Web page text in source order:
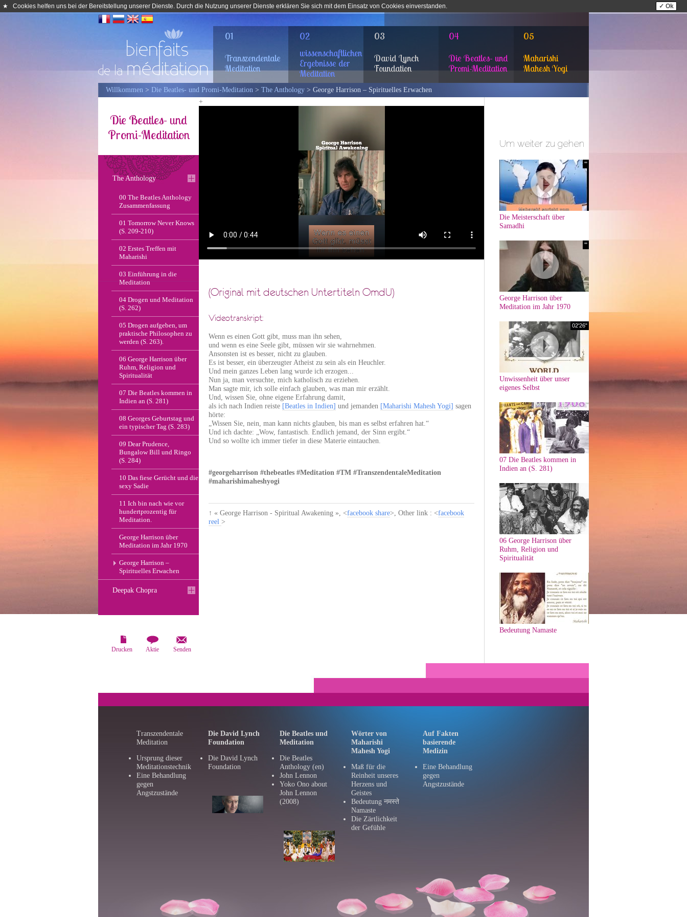
★ Cookies helfen uns bei der Bereitstellung unserer Dienste. Durch die Nutzung unserer Dienste erklären Sie sich mit dem Einsatz von Cookies einverstanden. ✓ Ok
01
Transzendentale
Meditation
02
wissenschaftlichen
Ergebnisse der
Meditation
03
David Lynch
Foundation
04
Die Beatles- und
Promi-Meditation
05
Maharishi
Mahesh Yogi
Willkommen > Die Beatles- und Promi-Meditation > The Anthology > George Harrison – Spirituelles Erwachen
Die Beatles- und
Promi-Meditation
The Anthology
00 The Beatles Anthology
Zusammenfassung
01 Tomorrow Never Knows
(S. 209-210)
02 Erstes Treffen mit
Maharishi
03 Einführung in die
Meditation
04 Drogen und Meditation
(S. 262)
05 Drogen aufgeben, um
praktische Philosophen zu
werden (S. 263).
06 George Harrison über
Ruhm, Religion und
Spiritualität
07 Die Beatles kommen in
Indien an (S. 281)
08 Georges Geburtstag und
ein typischer Tag (S. 283)
09 Dear Prudence,
Bungalow Bill und Ringo
(S. 284)
10 Das fiese Gerücht und die
sexy Sadie
11 Ich bin nach wie vor
hundertprozentig für
Meditation.
George Harrison über
Meditation im Jahr 1970
George Harrison –
Spirituelles Erwachen
Deepak Chopra
Drucken Aktie Senden
+
(Original mit deutschen Untertiteln OmdU)
Videotranskript:
Wenn es einen Gott gibt, muss man ihn sehen,
und wenn es eine Seele gibt, müssen wir sie wahrnehmen.
Ansonsten ist es besser, nicht zu glauben.
Es ist besser, ein überzeugter Atheist zu sein als ein Heuchler.
Und mein ganzes Leben lang wurde ich erzogen...
Nun ja, man versuchte, mich katholisch zu erziehen.
Man sagte mir, ich solle einfach glauben, was man mir erzählt.
Und, wissen Sie, ohne eigene Erfahrung damit,
als ich nach Indien reiste [Beatles in Indien] und jemanden [Maharishi Mahesh Yogi] sagen
hörte:
„Wissen Sie, nein, man kann nichts glauben, bis man es selbst erfahren hat.“
Und ich dachte: „Wow, fantastisch. Endlich jemand, der Sinn ergibt.“
Und so wollte ich immer tiefer in diese Materie eintauchen.
#georgeharrison #thebeatles #Meditation #TM #TranszendentaleMeditation
#maharishimaheshyogi
↑ « George Harrison - Spiritual Awakening » , <facebook share>, Other link : <facebook
reel >
Um weiter zu gehen
Die Meisterschaft über
Samadhi
'"
George Harrison über
Meditation im Jahr 1970
'"
Unwissenheit über unser
eigenes Selbst
02'26"
07 Die Beatles kommen in
Indien an (S. 281)
06 George Harrison über
Ruhm, Religion und
Spiritualität
Bedeutung Namaste
Transzendentale
Meditation
Ursprung dieser
Meditationstechnik
Eine Behandlung
gegen
Angstzustände
Die David Lynch
Foundation
Die David Lynch
Foundation
Die Beatles und
Meditation
Die Beatles
Anthology (en)
John Lennon
Yoko Ono about
John Lennon
(2008)
Wörter von
Maharishi
Mahesh Yogi
Maß für die
Reinheit unseres
Herzens und
Geistes
Bedeutung नमस्ते
Namaste
Die Zärtlichkeit
der Gefühle
Auf Fakten
basierende
Medizin
Eine Behandlung
gegen
Angstzustände